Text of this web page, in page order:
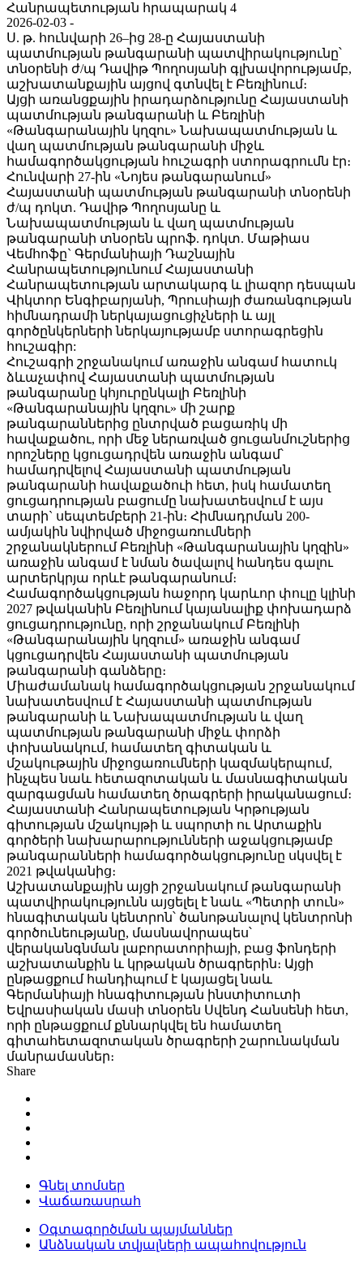
Հանրապետության հրապարակ 4
2026-02-03 -
Ս. թ. հունվարի 26–ից 28-ը Հայաստանի
պատմության թանգարանի պատվիրակությունը՝
տնօրենի ժ/պ Դավիթ Պողոսյանի գլխավորությամբ,
աշխատանքային այցով գտնվել է Բեռլինում։
Այցի առանցքային իրադարձությունը Հայաստանի
պատմության թանգարանի և Բեռլինի
«Թանգարանային կղզու» Նախապատմության և
վաղ պատմության թանգարանի միջև
համագործակցության հուշագրի ստորագրումն էր։
Հունվարի 27-ին «Նոյես թանգարանում»
Հայաստանի պատմության թանգարանի տնօրենի
ժ/պ դոկտ. Դավիթ Պողոսյանը և
Նախապատմության և վաղ պատմության
թանգարանի տնօրեն պրոֆ. դոկտ. Մաթիաս
Վեմհոֆը` Գերմանիայի Դաշնային
Հանրապետությունում Հայաստանի
Հանրապետության արտակարգ և լիազոր դեսպան
Վիկտոր Ենգիբարյանի, Պրուսիայի ժառանգության
հիմնադրամի ներկայացուցիչների և այլ
գործընկերների ներկայությամբ ստորագրեցին
հուշագիր:
Հուշագրի շրջանակում առաջին անգամ հատուկ
ձևաչափով Հայաստանի պատմության
թանգարանը կհյուրընկալի Բեռլինի
«Թանգարանային կղզու» մի շարք
թանգարաններից ընտրված բացառիկ մի
հավաքածու, որի մեջ ներառված ցուցանմուշներից
որոշները կցուցադրվեն առաջին անգամ՝
համադրվելով Հայաստանի պատմության
թանգարանի հավաքածուի հետ, իսկ համատեղ
ցուցադրության բացումը նախատեսվում է այս
տարի` սեպտեմբերի 21-ին։ Հիմնադրման 200-
ամյակին նվիրված միջոցառումների
շրջանակներում Բեռլինի «Թանգարանային կղզին»
առաջին անգամ է նման ծավալով հանդես գալու
արտերկրյա որևէ թանգարանում։
Համագործակցության հաջորդ կարևոր փուլը կլինի
2027 թվականին Բեռլինում կայանալիք փոխադարձ
ցուցադրությունը, որի շրջանակում Բեռլինի
«Թանգարանային կղզում» առաջին անգամ
կցուցադրվեն Հայաստանի պատմության
թանգարանի գանձերը։
Միաժամանակ համագործակցության շրջանակում
նախատեսվում է Հայաստանի պատմության
թանգարանի և Նախապատմության և վաղ
պատմության թանգարանի միջև փորձի
փոխանակում, համատեղ գիտական և
մշակութային միջոցառումների կազմակերպում,
ինչպես նաև հետազոտական և մասնագիտական
զարգացման համատեղ ծրագրերի իրականացում։
Հայաստանի Հանրապետության Կրթության
գիտության մշակույթի և սպորտի ու Արտաքին
գործերի նախարարությունների աջակցությամբ
թանգարանների համագործակցությունը սկսվել է
2021 թվականից։
Աշխատանքային այցի շրջանակում թանգարանի
պատվիրակությունն այցելել է նաև «Պետրի տուն»
հնագիտական կենտրոն՝ ծանոթանալով կենտրոնի
գործունեությանը, մասնավորապես՝
վերականգնման լաբորատորիայի, բաց ֆոնդերի
աշխատանքին և կրթական ծրագրերին։ Այցի
ընթացքում հանդիպում է կայացել նաև
Գերմանիայի հնագիտության ինստիտուտի
Եվրասիական մասի տնօրեն Սվենդ Հանսենի հետ,
որի ընթացքում քննարկվել են համատեղ
գիտահետազոտական ծրագրերի շարունակման
մանրամասներ։
Share
Գնել տոմսեր
Վաճառասրահ
Օգտագործման պայմաններ
Անձնական տվյալների ապահովություն